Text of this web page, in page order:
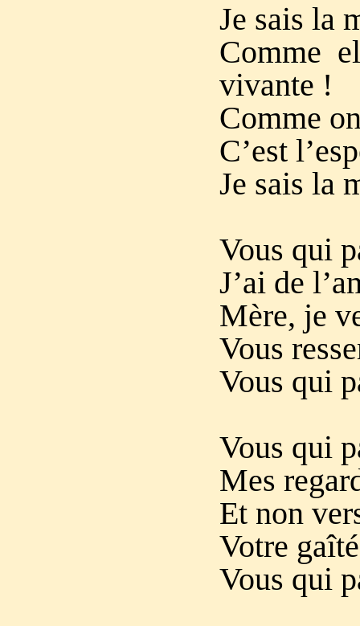
Je sais la
Comme
vivante !
Comme
C’est
Je sais la
Vous qui
J’ai de
Mère, je
Vous
Vous qui
Vous qui
Mes
Et non
Votre
Vous qui